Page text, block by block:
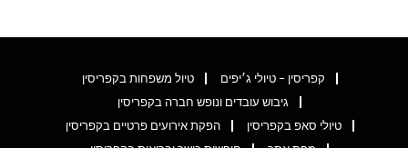
טיול משפחות בקפריסין
קפריסין – טיולי ג׳יפים
גיבוש עובדים ונופש חברה בקפריסין
הפקת אירועים פרטיים בקפריסין
טיולי סאפ בקפריסין